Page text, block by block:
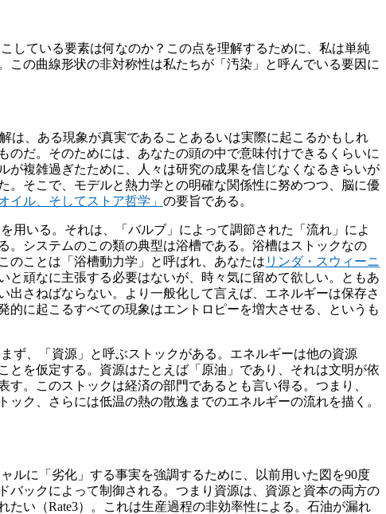
している要素は何なのか？この点を理解するために、私は単純
の曲線形状の非対称性は私たちが「汚染」と呼んでいる要因に
は、ある現象が真実であることあるいは実際に起こるかもしれ
だ。そのためには、あなたの頭の中で意味付けできるくらいに
が複雑過ぎたために、人々は研究の成果を信じなくなるきらいが
そこで、モデルと熱力学との明確な関係性に努めつつ、脳に優
イル、そしてストア哲学」 の要旨である。
用いる。それは、「バルブ」によって調節された「流れ」によ
。システムのこの類の典型は浴槽である。浴槽はストックなの
のことは「浴槽動力学」と呼ばれ、あなたは リンダ・スウィーニ
頑なに主張する必要はないが、時々気に留めて欲しい。ともあ
さねばならない。より一般化して言えば、エネルギーは保存さ
に起こるすべての現象はエントロピーを増大させる、というも
ず、「資源」と呼ぶストックがある。エネルギーは他の資源
とを仮定する。資源はたとえば「原油」であり、それは文明が依
。このストックは経済の部門であるとも言い得る。つまり、
ク、さらには低温の熱の散逸までのエネルギーの流れを描く。
ルに「劣化」する事実を強調するために、以前用いた図を90度
ックによって制御される。つまり資源は、資源と資本の両方の
い（Rate3）。これは生産過程の非効率性による。石油が漏れ